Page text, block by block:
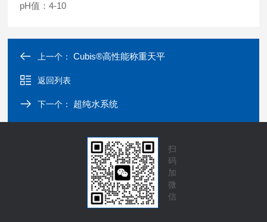
pH值：4-10
上一个：Cubis®高性能称重天平
返回列表
下一个： 超纯水系统
扫
码
加
微
信